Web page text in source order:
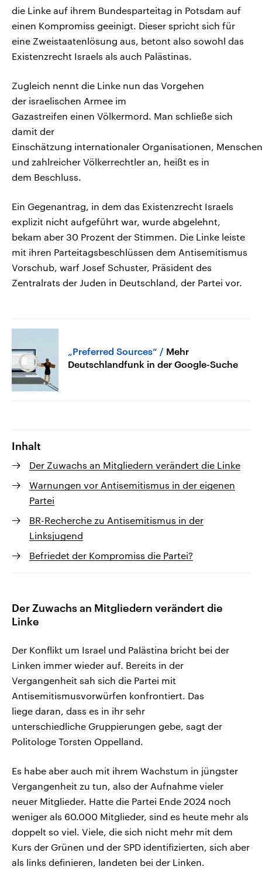
die Linke auf ihrem Bundesparteitag in Potsdam auf
einen Kompromiss geeinigt. Dieser spricht sich für
eine Zweistaatenlösung aus, betont also sowohl das
Existenzrecht Israels als auch Palästinas.
Zugleich nennt die Linke nun das Vorgehen
der israelischen Armee im
Gazastreifen einen Völkermord. Man schließe sich
damit der
Einschätzung internationaler Organisationen,
und zahlreicher Völkerrechtler an, heißt es in
dem Beschluss.
Ein Gegenantrag, in dem das Existenzrecht Israels
explizit nicht aufgeführt war, wurde abgelehnt,
bekam aber 30 Prozent der Stimmen. Die Linke leiste
mit ihren Parteitagsbeschlüssen dem Antisemitismus
Vorschub, warf Josef Schuster, Präsident des
Zentralrats der Juden in Deutschland, der Partei vor.
„Preferred Sources“
Mehr
Deutschlandfunk in der Google-Suche
Inhalt
Der Zuwachs an Mitgliedern verändert die Linke
Warnungen vor Antisemitismus in der eigenen
Partei
BR-Recherche zu Antisemitismus in der
Linksjugend
Befriedet der Kompromiss die Partei?
Der Zuwachs an Mitgliedern verändert die
Linke
Der Konflikt um Israel und Palästina bricht bei der
Linken immer wieder auf. Bereits in der
Vergangenheit sah sich die Partei mit
Antisemitismusvorwürfen konfrontiert. Das
liege daran, dass es in ihr sehr
unterschiedliche Gruppierungen gebe, sagt der
Politologe Torsten Oppelland.
Es habe aber auch mit ihrem Wachstum in jüngster
Vergangenheit zu tun, also der Aufnahme vieler
neuer Mitglieder. Hatte die Partei Ende 2024 noch
weniger als 60.000 Mitglieder, sind es heute mehr als
doppelt so viel. Viele, die sich nicht mehr mit dem
Kurs der Grünen und der SPD identifizierten, sich aber
als links definieren, landeten bei der Linken.